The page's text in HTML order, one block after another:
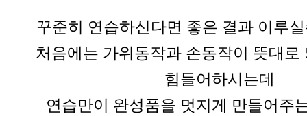
꾸준히 연습하신다면 좋은 결과 이루
처음에는 가위동작과 손동작이 뜻대로
힘들어하시는데
연습만이 완성품을 멋지게 만들어주